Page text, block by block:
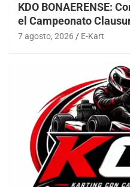
KDO BONAERENSE:
el Campeonato
7 agosto, 2026 E-Kart